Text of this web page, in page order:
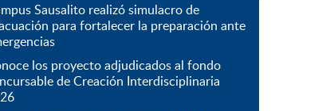
Sausalito realizó simulacro de
para fortalecer la preparación ante
los proyecto adjudicados al fondo
de Creación Interdisciplinaria